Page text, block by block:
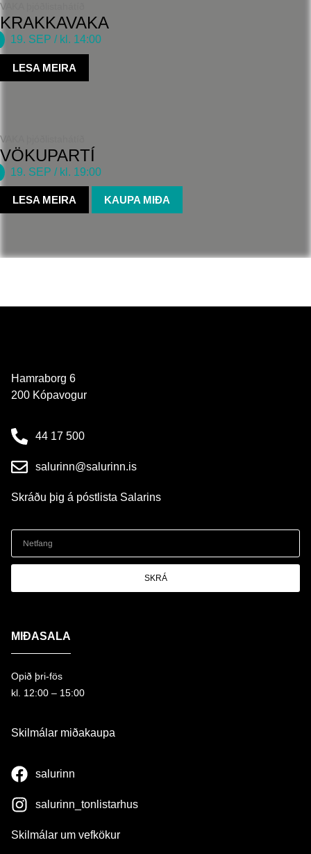
VAKA þjóðlistahátíð
KRAKKAVAKA
19. SEP / kl. 14:00
LESA MEIRA
VAKA þjóðlistahátíð
VÖKUPARTÍ
19. SEP / kl. 19:00
LESA MEIRA KAUPA MIÐA
Hamraborg 6
200 Kópavogur
44 17 500
salurinn@salurinn.is
Skráðu þig á póstlista Salarins
SKRÁ
MIÐASALA
Opið þri-fös
kl. 12:00 – 15:00
Skilmálar miðakaupa
salurinn
salurinn_tonlistarhus
Skilmálar um vefkökur